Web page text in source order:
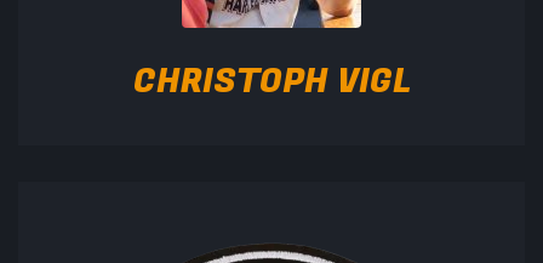
CHRISTOPH VIGL